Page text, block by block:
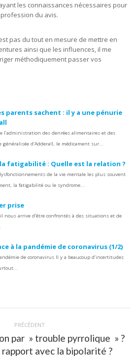
les connaissances nécessaires pour
du avis.
pas du tout en mesure de mettre en
ainsi que les influences, il me
méthodiquement passer vos
parents sachent : il y a une pénurie
l’administration des denrées alimentaires et des
d’Adderall, le médicament sur...
fatigabilité : Quelle est la relation ?
de la vie mentale les plus souvent
la fatigabilité ou le syndrome...
prise
nous arrive d’être confrontés à des situations et de
à la pandémie de coronavirus (1/2)
de coronavirus Il y a beaucoup d’incertitudes
PRÉCÉDENT
Article
précédent
par » trouble pyrrolique » ?
avec la bipolarité ?